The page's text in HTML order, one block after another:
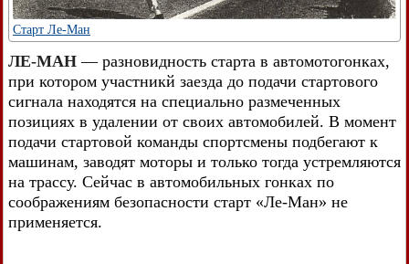
Старт Ле-Ман
ЛЕ-МАН — разновидность старта в автомотогонках,
при котором участникй заезда до подачи стартового
сигнала находятся на специально размеченных
позициях в удалении от своих автомобилей. В момент
подачи стартовой команды спортсмены подбегают к
машинам, заводят моторы и только тогда устремляются
на трассу. Сейчас в автомобильных гонках по
соображениям безопасности старт «Ле-Ман» не
применяется.